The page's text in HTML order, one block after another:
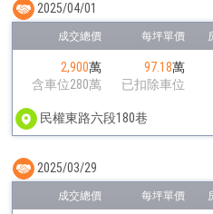
2,900萬
含車位280萬
97.18萬
已扣除車位
民權東路六段180巷
2025/04/01
2025/03/29